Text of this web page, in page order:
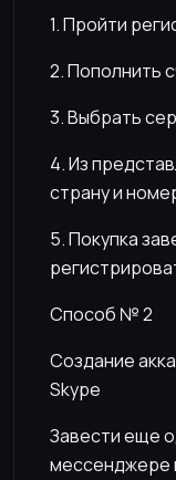
1. Пройти
2. Пополнить
3. Выбрать
4. Из
страну и
5. Покупка
Способ № 2
Создание
Skype
Завести еще
мессенджере